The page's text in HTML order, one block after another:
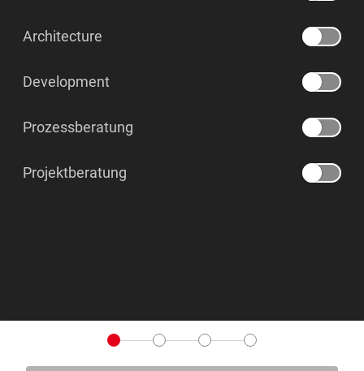
Architecture
Development
Prozessberatung
Projektberatung